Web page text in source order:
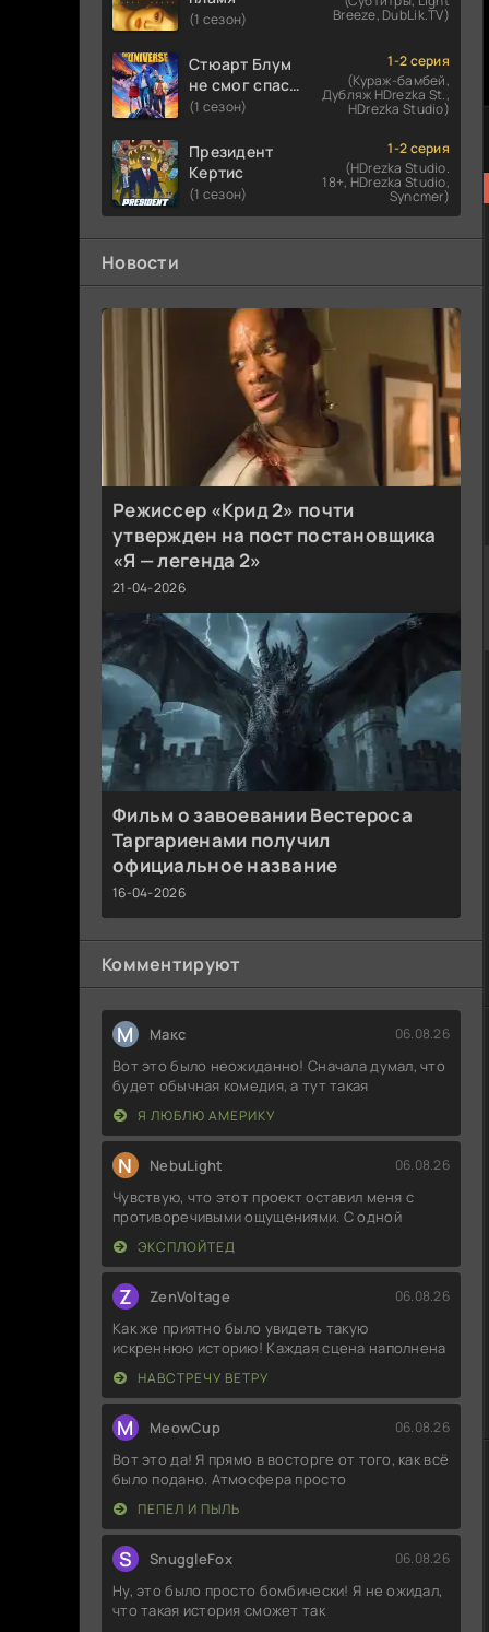
(1 сезон) Breeze, DubLik.TV)
Стюарт Блум
не смог спасти
вселенную
(1 сезон)
1-2 серия
(Кураж-бамбей,
Дубляж HDrezka St.,
HDrezka Studio)
Президент
Кертис
(1 сезон)
1-2 серия
(HDrezka Studio.
18+, HDrezka Studio,
Syncmer)
Новости
Режиссер «Крид 2» почти
утвержден на пост постановщика
«Я — легенда 2»
21-04-2026
Фильм о завоевании Вестероса
Таргариенами получил
официальное название
16-04-2026
Комментируют
М Макс 06.08.26
Вот это было неожиданно! Сначала думал, что
будет обычная комедия, а тут такая
Я ЛЮБЛЮ АМЕРИКУ
N NebuLight 06.08.26
Чувствую, что этот проект оставил меня с
противоречивыми ощущениями. С одной
ЭКСПЛОЙТЕД
Z ZenVoltage 06.08.26
Как же приятно было увидеть такую
искреннюю историю! Каждая сцена наполнена
НАВСТРЕЧУ ВЕТРУ
M MeowCup 06.08.26
Вот это да! Я прямо в восторге от того, как всё
было подано. Атмосфера просто
ПЕПЕЛ И ПЫЛЬ
S SnuggleFox 06.08.26
Ну, это было просто бомбически! Я не ожидал,
что такая история сможет так